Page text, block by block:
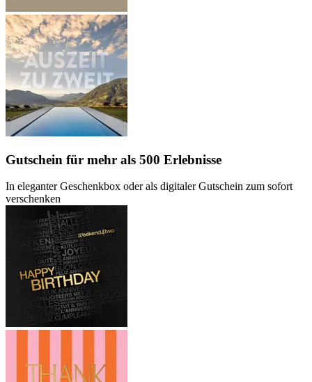
Gutschein für mehr als 500 Erlebnisse
In eleganter Geschenkbox oder als digitaler Gutschein zum sofort
verschenken